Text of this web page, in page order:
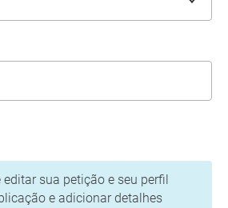
editar sua petição e seu perfil
e adicionar detalhes